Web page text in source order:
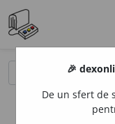
🎉
De un sfert de